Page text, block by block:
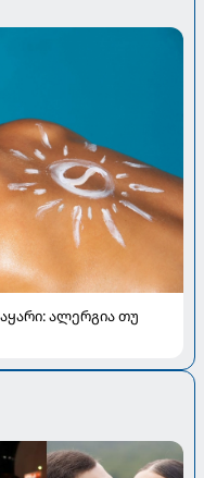
ალერგია თუ